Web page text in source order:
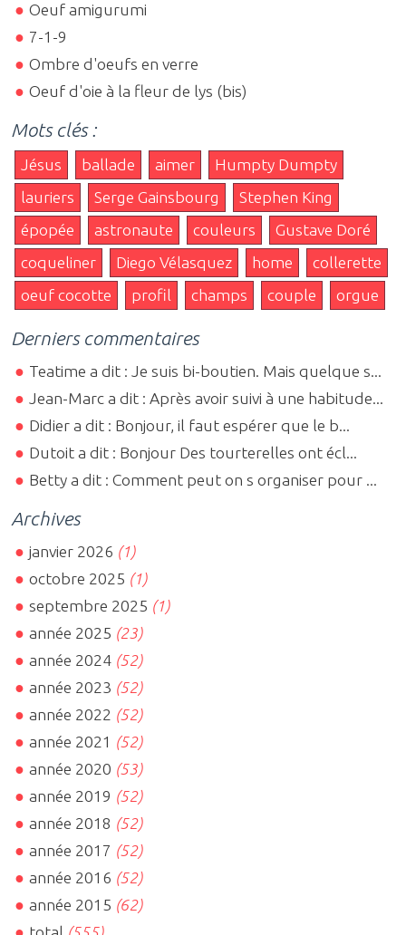
Oeuf amigurumi
7-1-9
Ombre d'oeufs en verre
Oeuf d'oie à la fleur de lys (bis)
Mots clés :
Jésus ballade aimer
Humpty Dumpty
lauriers
Serge Gainsbourg
Stephen King
épopée
astronaute couleurs
Gustave Doré
coqueliner
Diego Vélasquez home
collerette
oeuf cocotte
profil champs couple orgue
Derniers commentaires
Teatime a dit : Je suis bi-boutien. Mais quelque s...
Jean-Marc a dit : Après avoir suivi à une habitude...
Didier a dit : Bonjour, il faut espérer que le b...
Dutoit a dit : Bonjour Des tourterelles ont écl...
Betty a dit : Comment peut on s organiser pour ...
Archives
janvier 2026 (1)
octobre 2025 (1)
septembre 2025 (1)
année 2025 (23)
année 2024 (52)
année 2023 (52)
année 2022 (52)
année 2021 (52)
année 2020 (53)
année 2019 (52)
année 2018 (52)
année 2017 (52)
année 2016 (52)
année 2015 (62)